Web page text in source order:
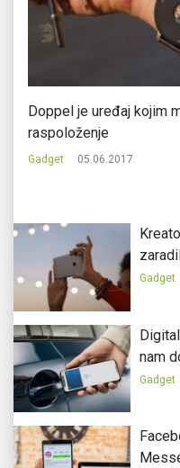
Doppel je uređaj kojim
raspoloženje
Gadget 05.06.2017.
Gadget
nam
Gadget